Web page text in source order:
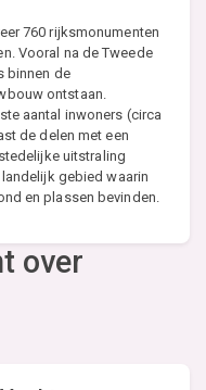
760 rijksmonumenten
Vooral na de Tweede
binnen de
ontstaan.
aantal inwoners (circa
de delen met een
uitstraling
gebied waarin
en plassen bevinden.
over